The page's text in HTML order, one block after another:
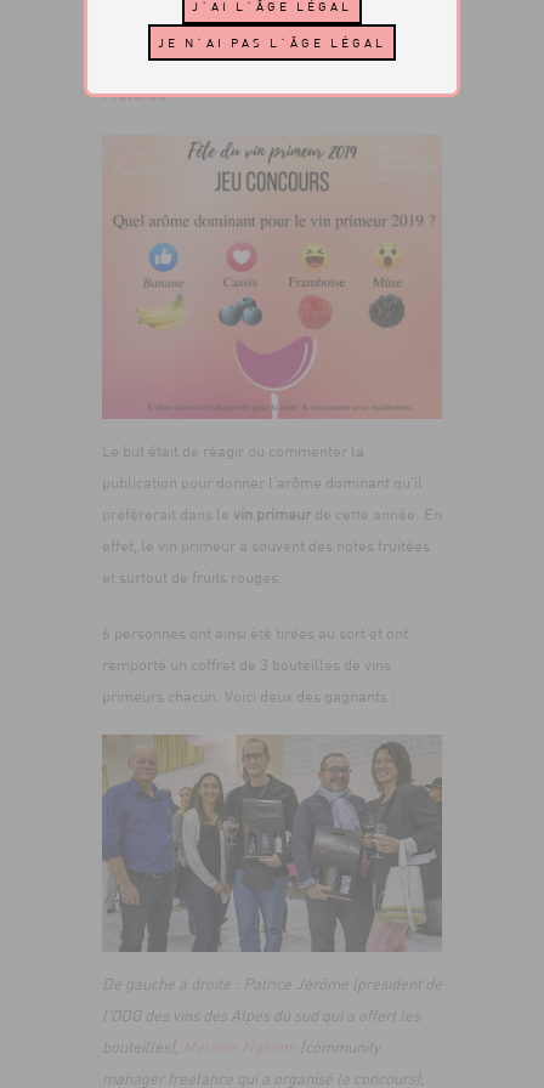
les fans d’être toujours aussi présents et actifs
sur la page Facebook desVins de Haute-
Provence.
Le but était de réagir ou commenter la
publication pour donner l’arôme dominant qu’il
préfèrerait dans le vin primeur de cette année. En
effet, le vin primeur a souvent des notes fruitées
et surtout de fruits rouges.
6 personnes ont ainsi été tirées au sort et ont
remporté un coffret de 3 bouteilles de vins
primeurs chacun. Voici deux des gagnants :
De gauche à droite : Patrice Jérôme (président de
l’ODG des vins des Alpes du sud qui a offert les
bouteilles),
(community
manager freelance qui a organisé le concours),